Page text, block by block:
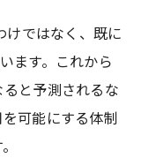
けではなく、既に
ます。これから
と予測されるな
可能にする体制